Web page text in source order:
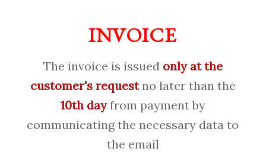
INVOICE
The invoice is issued only at the
customer's requestno later than the
10th dayfrom payment by
communicating the necessary data to
the email